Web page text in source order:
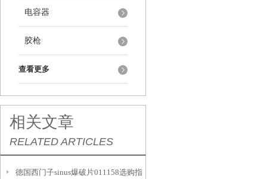
电容器
胶枪
查看更多
相关文章
RELATED ARTICLES
德国西门子sinus爆破片011158选购指南